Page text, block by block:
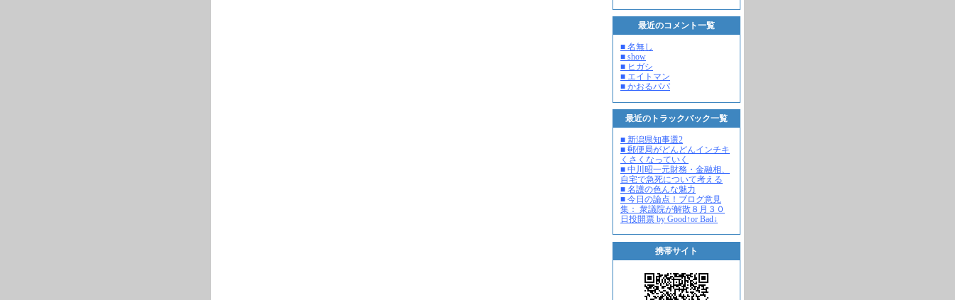
最近のコメント一覧
■ 名無し
■ show
■ ヒガシ
■ エイトマン
■ かおるパパ
最近のトラックバック一覧
■ 新潟県知事選2
■ 郵便局がどんどんインチキ
くさくなっていく
■ 中川昭一元財務・金融相、
自宅で急死について考える
■ 名護の色んな魅力
■ 今日の論点！ブログ意見
集： 衆議院が解散８月３０
日投開票 by Good↑or Bad↓
携帯サイト